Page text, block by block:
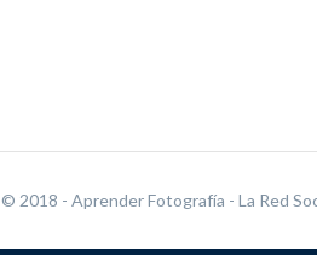
© 2018 - Aprender Fotografía - La Red